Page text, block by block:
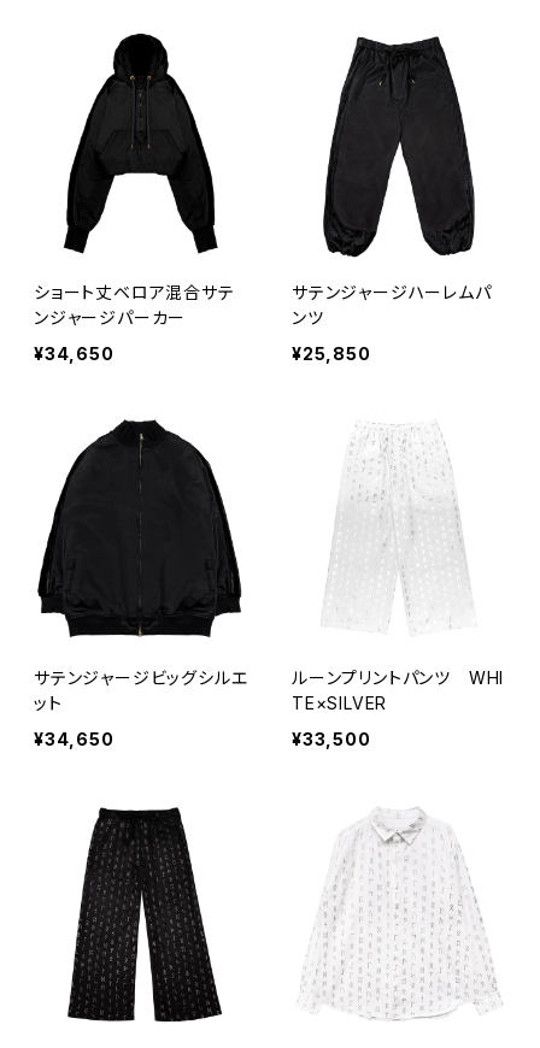
ショート丈ベロア混合サテ
ンジャージパーカー
¥34,650
サテンジャージハーレムパ
ンツ
¥25,850
サテンジャージビッグシルエ
ット
¥34,650
ルーンプリントパンツ WHI
TE×SILVER
¥33,500